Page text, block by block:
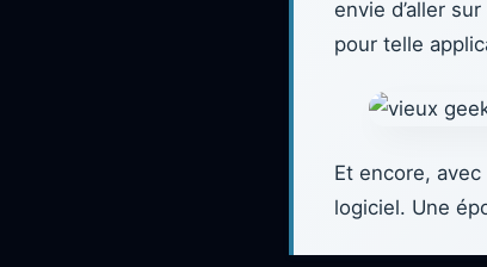
envie d’aller
pour telle
Et encore,
logiciel. Une